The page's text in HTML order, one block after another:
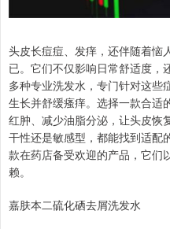
头皮长痘痘、发痒，还伴随着恼
已。它们不仅影响日常舒适度，
多种专业洗发水，专门针对这些
生长并舒缓瘙痒。选择一款合适
红肿、减少油脂分泌，让头皮恢
干性还是敏感型，都能找到适配
款在药店备受欢迎的产品，它们
赖。
嘉肤本二硫化硒去屑洗发水